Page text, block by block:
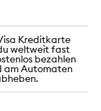
Kreditkarte
weltweit fast
bezahlen
am Automaten